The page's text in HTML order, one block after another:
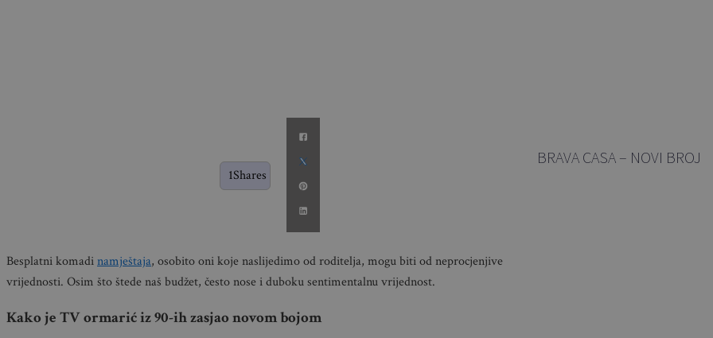
1Shares
Besplatni komadinamještaja, osobito oni koje naslijedimo od roditelja, mogu biti od neprocjenjive
vrijednosti. Osim što štede naš budžet, često nose i duboku sentimentalnu vrijednost.
Kako je TV ormarić iz 90-ih zasjao novom bojom
BRAVA CASA – NOVI BROJ